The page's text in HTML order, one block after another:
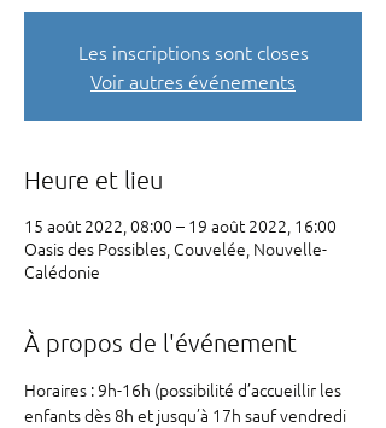
Les inscriptions sont closes
Voir autres événements
Heure et lieu
15 août 2022, 08:00 – 19 août 2022, 16:00
Oasis des Possibles, Couvelée, Nouvelle-
Calédonie
À propos de l'événement
Horaires : 9h-16h (possibilité d’accueillir les
enfants dès 8h et jusqu’à 17h sauf vendredi